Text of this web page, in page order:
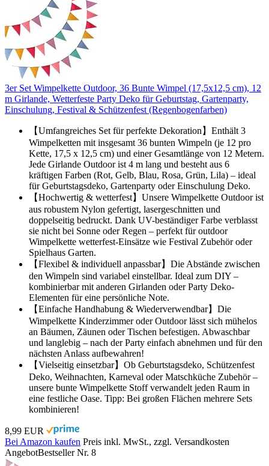
3er Set Wimpelkette Outdoor, 36 Bunte Wimpel (17,5x12,5 cm), 12
m Girlande, Wetterfeste Party Deko für Geburtstag, Gartenparty,
Einschulung, Festival & Schützenfest (Regenbogenfarben)
【Umfangreiches Set für perfekte Dekoration】Enthält 3
Wimpelketten mit insgesamt 36 bunten Wimpeln (je 12 pro
Kette, 17,5 x 12,5 cm) und einer Gesamtlänge von 12 Metern.
Jede Girlande Outdoor ist 4 m lang und besteht aus 6
kräftigen Farben (Rot, Gelb, Blau, Rosa, Grün, Lila) – ideal
für Geburtstagsdeko, Gartenparty oder Einschulung Deko.
【Hochwertig & wetterfest】Unsere Wimpelkette Outdoor ist
aus robustem Nylon gefertigt, lasergeschnitten und
doppelseitig bedruckt. Dank UV-beständiger Farbe verblasst
sie nicht bei Sonne oder Regen – perfekt für outdoor
Wimpelkette wetterfest-Einsätze wie Festival Zubehör oder
Spielhaus Garten.
【Flexibel & individuell anpassbar】Die Abstände zwischen
den Wimpeln sind variabel einstellbar. Ideal zum DIY –
kombinierbar mit anderen Girlanden oder Party Deko-
Elementen für eine persönliche Note.
【Einfache Handhabung & Wiederverwendbar】Die
Wimpelkette Kinderzimmer oder Outdoor lässt sich mühelos
an Bäumen, Zäunen oder Tischen befestigen. Abwaschbar
und langlebig – nach der Party einfach abnehmen und für den
nächsten Anlass aufbewahren!
【Vielseitig einsetzbar】Ob Geburtstagsdeko, Schützenfest
Deko, Weihnachten, Karneval oder Matschküche Zubehör –
unsere bunte Wimpelkette Stoff verwandelt jeden Raum in
eine festliche Oase. Tipp: Bei großen Flächen mehrere Sets
kombinieren!
8,99 EUR
Bei Amazon kaufen Preis inkl. MwSt., zzgl. Versandkosten
AngebotBestseller Nr. 8